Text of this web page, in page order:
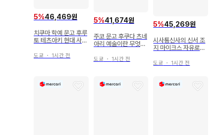
5%46,469원
치쿠마 학예 문고 후루
토 테츠아키 현대 사상
도쿄 ・ 1시간 전
5%41,674원
주코 문고 후쿠다 츠네
아리 예술이란 무엇인
도쿄 ・ 1시간 전
5%45,269원
시사통신사의 신서 조
지 마이크스 자유로의
랑-
도쿄 ・ 1시간 전